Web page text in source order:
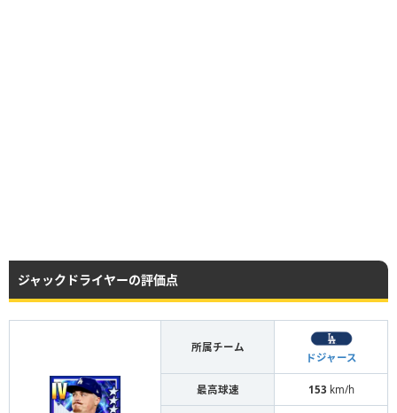
ジャックドライヤーの評価点
所属チーム
ドジャース
最高球速 153 km/h